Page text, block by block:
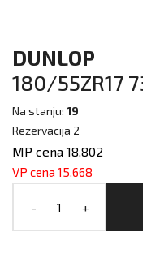
DUNLOP
180/55ZR17
Na stanju: 19
Rezervacija 2
MP cena 18.802
VP cena 15.668
- +